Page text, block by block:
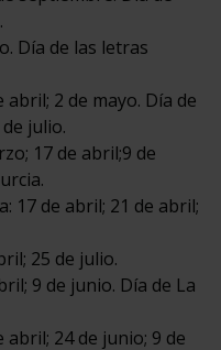
Día de las letras
2 de mayo. Día de
julio.
17 de abril;9 de
17 de abril; 21 de abril;
25 de julio.
9 de junio. Día de La
abril; 24 de junio; 9 de